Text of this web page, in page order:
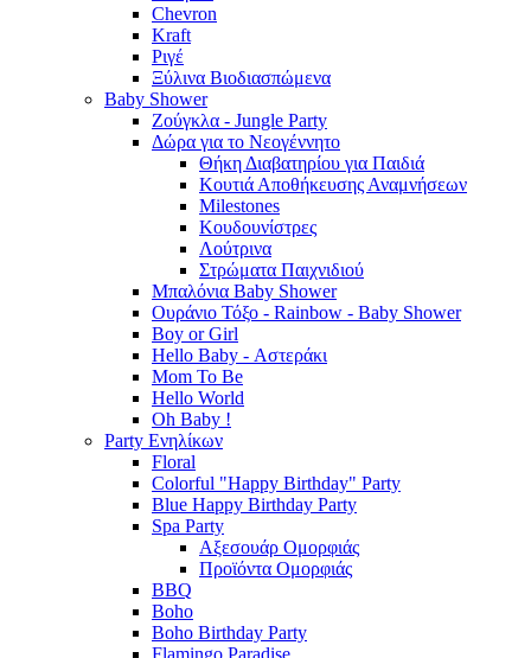
Chevron
Kraft
Ριγέ
Ξύλινα Βιοδιασπώμενα
Baby Shower
Ζούγκλα - Jungle Party
Δώρα για το Νεογέννητο
Θήκη Διαβατηρίου για Παιδιά
Κουτιά Αποθήκευσης Αναμνήσεων
Milestones
Κουδουνίστρες
Λούτρινα
Στρώματα Παιχνιδιού
Μπαλόνια Baby Shower
Ουράνιο Τόξο - Rainbow - Baby Shower
Boy or Girl
Hello Baby - Αστεράκι
Mom To Be
Hello World
Oh Baby !
Party Ενηλίκων
Floral
Colorful "Happy Birthday" Party
Blue Happy Birthday Party
Spa Party
Αξεσουάρ Ομορφιάς
Προϊόντα Ομορφιάς
BBQ
Boho
Boho Birthday Party